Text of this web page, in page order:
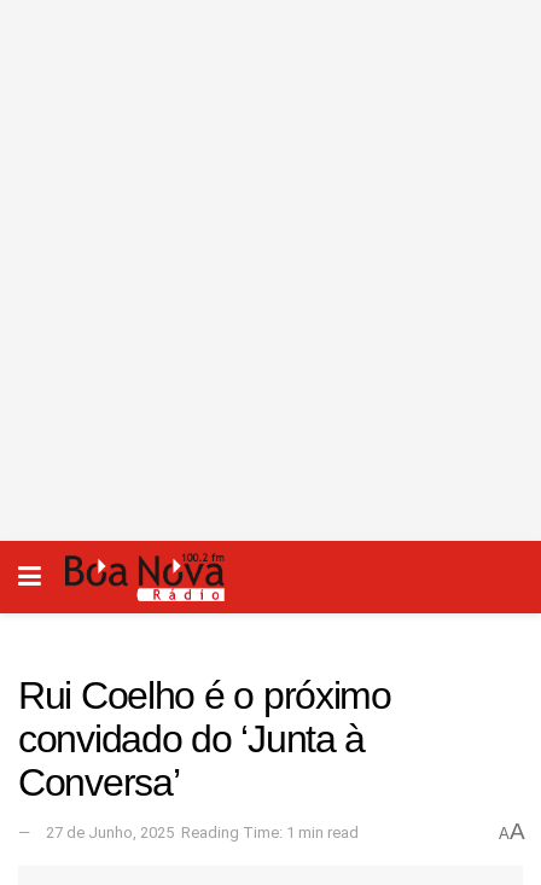
Rui Coelho é o próximo
convidado do ‘Junta à
Conversa’
27 de Junho, 2025 Reading Time: 1 min read AA